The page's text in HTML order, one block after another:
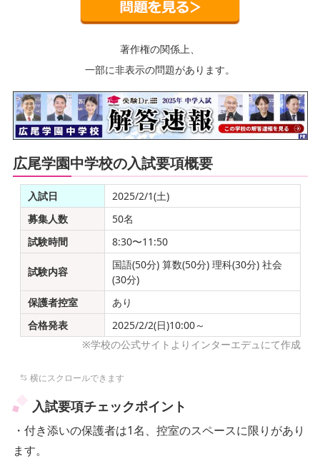
著作権の関係上、
一部に非表示の問題があります。
広尾学園中学校の入試要項概要
入試日
2025/2/1(土)
募集人数
50名
試験時間
8:30〜11:50
試験内容
国語(50分) 算数(50分) 理科(30分) 社会
(30分)
保護者控室
あり
合格発表
2025/2/2(日)10:00～
※学校の公式サイトよりインターエデュにて作成
入試要項チェックポイント
・付き添いの保護者は1名、控室のスペースに限りがあり
ます。